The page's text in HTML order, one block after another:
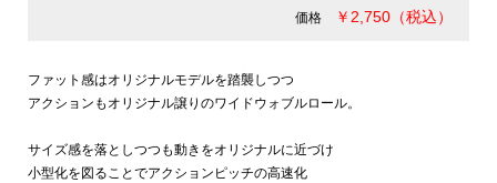
価格 ￥2,750（税込）
ファット感はオリジナルモデルを踏襲しつつ
アクションもオリジナル譲りのワイドウォブルロール。
サイズ感を落としつつも動きをオリジナルに近づけ
小型化を図ることでアクションピッチの高速化